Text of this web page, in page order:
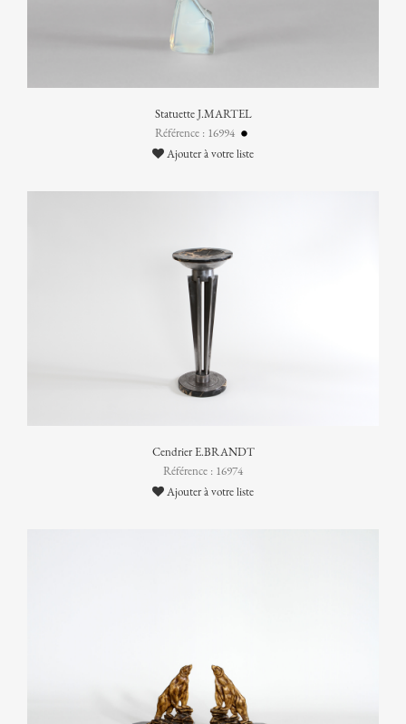
Statuette J.MARTEL
Référence : 16994
Ajouter à votre liste
Cendrier E.BRANDT
Référence : 16974
Ajouter à votre liste